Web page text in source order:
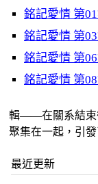
銘記愛情 第
銘記愛情 第
銘記愛情 第
銘記愛情 第
輯——在關系結束
聚集在一起，引
最近更新